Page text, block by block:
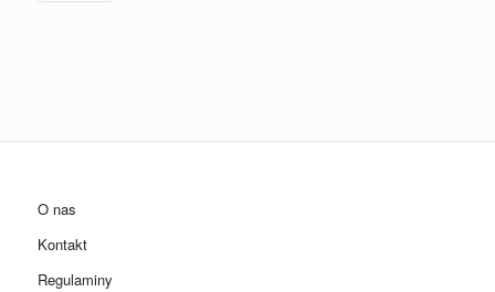
O nas
Kontakt
Regulaminy